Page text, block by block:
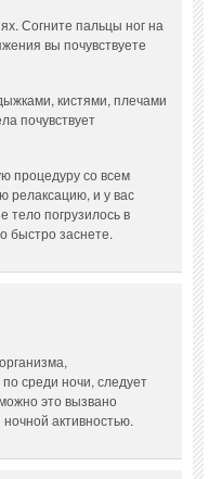
Согните пальцы ног на
вы почувствуете
кистями, плечами
почувствует
процедуру со всем
релаксацию, и у вас
тело погрузилось в
быстро заснете.
среди ночи, следует
это вызвано
активностью.